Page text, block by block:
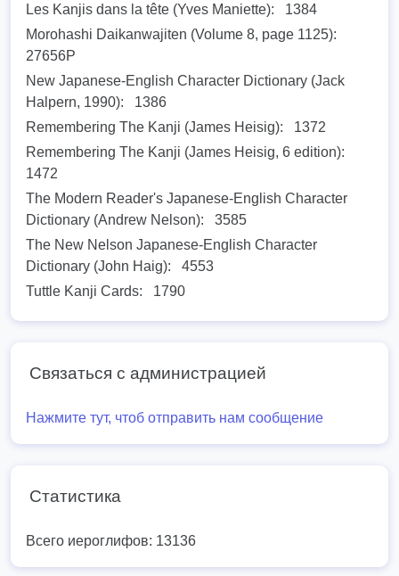
Les Kanjis dans la tête (Yves Maniette):
1384
Morohashi Daikanwajiten (Volume 8, page 1125):
27656P
New Japanese-English Character Dictionary (Jack
Halpern, 1990):
1386
Remembering The Kanji (James Heisig):
1372
Remembering The Kanji (James Heisig, 6 edition):
1472
The Modern Reader's Japanese-English Character
Dictionary (Andrew Nelson):
3585
The New Nelson Japanese-English Character
Dictionary (John Haig):
4553
Tuttle Kanji Cards:
1790
Связаться с администрацией
Нажмите тут, чтоб отправить нам сообщение
Статистика
Всего иероглифов: 13136